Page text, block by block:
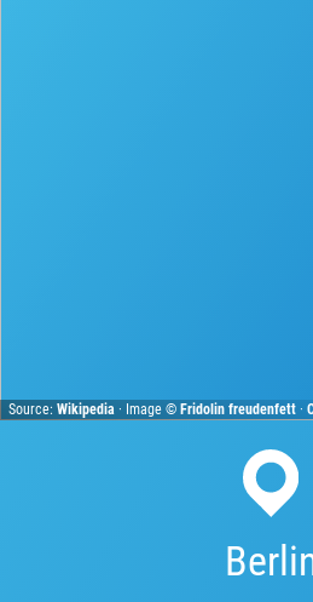
Source:Wikipedia · Image ©Fridolin freudenfett ·